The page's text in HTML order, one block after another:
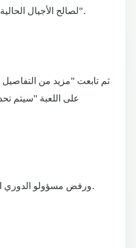
لصالح الأجيال الحالية والمستقبلية من المشجعين".
ثم تابعت "مزيد من
على اللعبة "سيتم
ورفض مسؤولو الدوري الممتاز التعليق، وفق الوكالة.